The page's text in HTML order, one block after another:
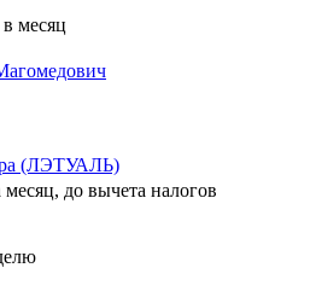
месяц
(ЛЭТУАЛЬ)
месяц, до вычета налогов